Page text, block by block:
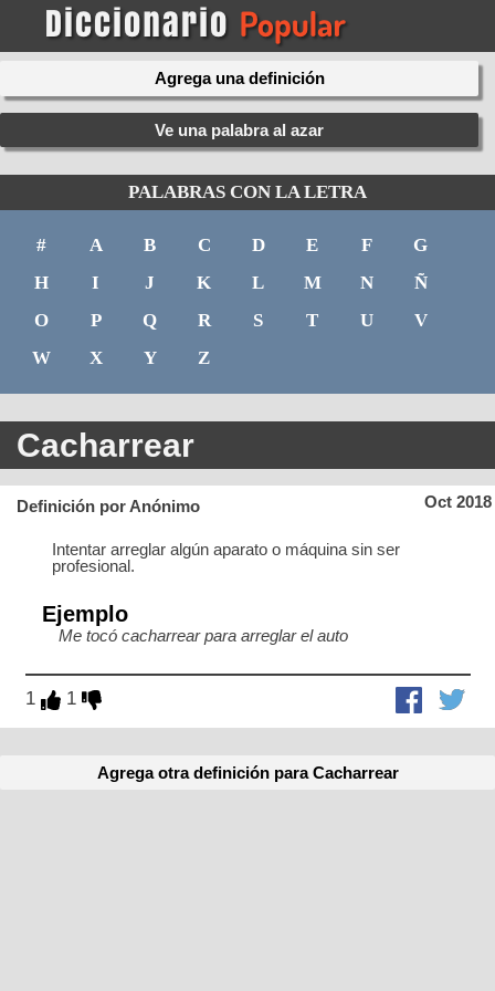
Agrega una definición
Ve una palabra al azar
PALABRAS CON LA LETRA
# A B C D E F
G
H
I J K L M N
Ñ
O
P Q R S T U
V
W
X Y Z
Cacharrear
Oct 2018
Definición por Anónimo
Intentar arreglar algún aparato o máquina sin ser
profesional.
Ejemplo
Me tocó cacharrear para arreglar el auto
1 1
Agrega otra definición para Cacharrear